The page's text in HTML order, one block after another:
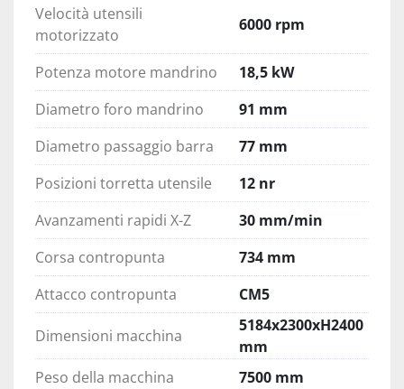
Velocità utensili
motorizzato
6000 rpm
Potenza motore mandrino
18,5 kW
Diametro foro mandrino
91 mm
Diametro passaggio barra
77 mm
Posizioni torretta utensile
12 nr
Avanzamenti rapidi X-Z
30 mm/min
Corsa contropunta
734 mm
Attacco contropunta
CM5
Dimensioni macchina
5184x2300xH2400
mm
Peso della macchina
7500 mm